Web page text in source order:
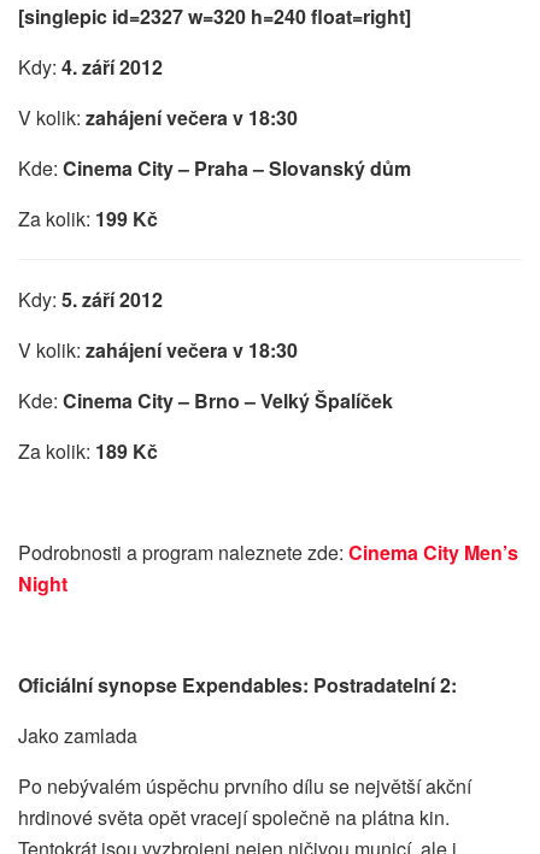
[singlepic id=2327 w=320 h=240 float=right]
Kdy: 4. září 2012
V kolik: zahájení večera v 18:30
Kde: Cinema City – Praha – Slovanský dům
Za kolik: 199 Kč
Kdy: 5. září 2012
V kolik: zahájení večera v 18:30
Kde: Cinema City – Brno – Velký Špalíček
Za kolik: 189 Kč
Podrobnosti a program naleznete zde: Cinema City Men’s
Night
Oficiální synopse Expendables: Postradatelní 2:
Jako zamlada
Po nebývalém úspěchu prvního dílu se největší akční
hrdinové světa opět vracejí společně na plátna kin.
Tentokrát jsou vyzbrojeni nejen ničivou municí, ale i